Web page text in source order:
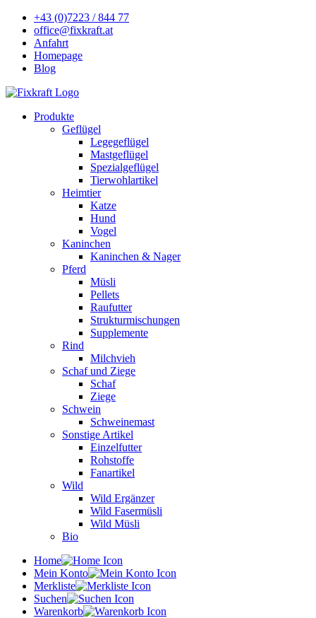
+43 (0)7223 / 844 77
office@fixkraft.at
Anfahrt
Homepage
Blog
Produkte
Geflügel
Legegeflügel
Mastgeflügel
Spezialgeflügel
Tierwohlartikel
Heimtier
Katze
Hund
Vogel
Kaninchen
Kaninchen & Nager
Pferd
Müsli
Pellets
Raufutter
Strukturmischungen
Supplemente
Rind
Milchvieh
Schaf und Ziege
Schaf
Ziege
Schwein
Schweinemast
Sonstige Artikel
Einzelfutter
Rohstoffe
Fanartikel
Wild
Wild Ergänzer
Wild Fasermüsli
Wild Müsli
Bio
Home
Mein Konto
Merkliste
Suchen
Warenkorb